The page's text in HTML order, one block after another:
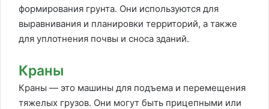
формирования грунта. Они используются для
выравнивания и планировки территорий, а также
для уплотнения почвы и сноса зданий.
Краны
Краны — это машины для подъема и перемещения
тяжелых грузов. Они могут быть прицепными или